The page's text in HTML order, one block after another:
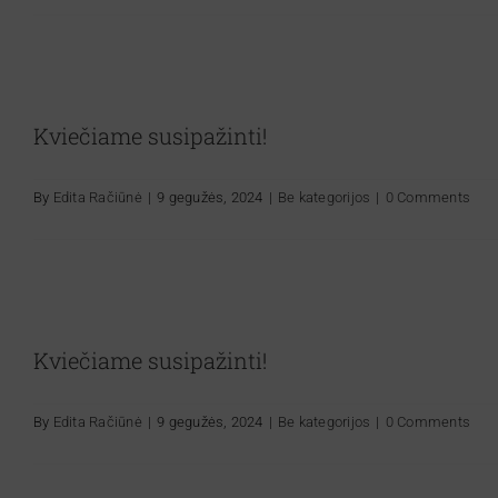
Kviečiame susipažinti!
By Edita Račiūnė | 9 gegužės, 2024 | Be kategorijos | 0 Comments
Kviečiame susipažinti!
By Edita Račiūnė | 9 gegužės, 2024 | Be kategorijos | 0 Comments